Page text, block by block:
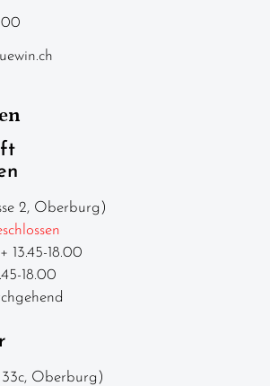
00
2, Oberburg)
13.45-18.00
18.00
Oberburg)